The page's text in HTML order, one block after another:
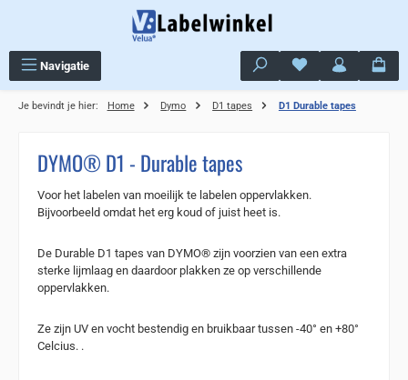
Navigatie Je hebt 0 items op
Je bevindt je hier: Home Dymo D1 tapes D1 Durable tapes
DYMO® D1 - Durable tapes
Voor het labelen van moeilijk te labelen oppervlakken.
Bijvoorbeeld omdat het erg koud of juist heet is.
De Durable D1 tapes van DYMO® zijn voorzien van een extra
sterke lijmlaag en daardoor plakken ze op verschillende
oppervlakken.
Ze zijn UV en vocht bestendig en bruikbaar tussen -40° en +80°
Celcius. .